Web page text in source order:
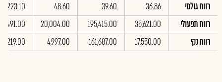
רווח גולמי
36.86
39.60
48.60
223.10
רווח תפעולי
35,621.00
195,415.00
20,004.00
רווח נקי
17,550.00
161,687.00
4,997.00